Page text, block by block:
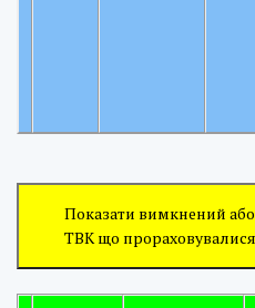
Показати вимкнений
ТВК що